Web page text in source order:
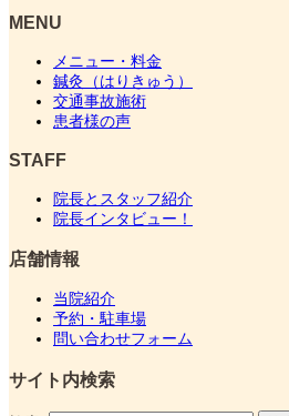
MENU
メニュー・料金
鍼灸（はりきゅう）
交通事故施術
患者様の声
STAFF
院長とスタッフ紹介
院長インタビュー！
店舗情報
当院紹介
予約・駐車場
問い合わせフォーム
サイト内検索